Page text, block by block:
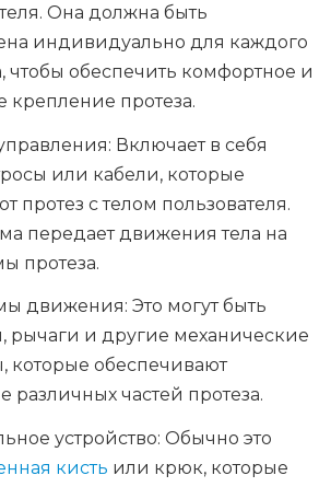
Она должна быть
индивидуально для каждого
чтобы обеспечить комфортное и
крепление протеза.
Включает в себя
или кабели, которые
протез с телом пользователя.
передает движения тела на
протеза.
движения: Это могут быть
рычаги и другие механические
которые обеспечивают
различных частей протеза.
устройство: Обычно это
кисть или крюк, которые